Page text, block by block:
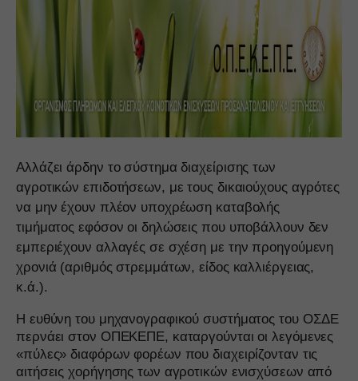
Αλλάζει άρδην το σύστημα διαχείρισης των
αγροτικών επιδοτήσεων, με τους δικαιούχους αγρότες
να μην έχουν πλέον υποχρέωση καταβολής
τιμήματος εφόσον οι δηλώσεις που υποβάλλουν δεν
εμπεριέχουν αλλαγές σε σχέση με την προηγούμενη
χρονιά (αριθμός στρεμμάτων, είδος καλλιέργειας,
κ.ά.).
Η ευθύνη του μηχανογραφικού συστήματος του ΟΣΔΕ
περνάει στον ΟΠΕΚΕΠΕ, καταργούνται οι λεγόμενες
«πύλες» διαφόρων φορέων που διαχειρίζονταν τις
αιτήσεις χορήγησης των αγροτικών ενισχύσεων από